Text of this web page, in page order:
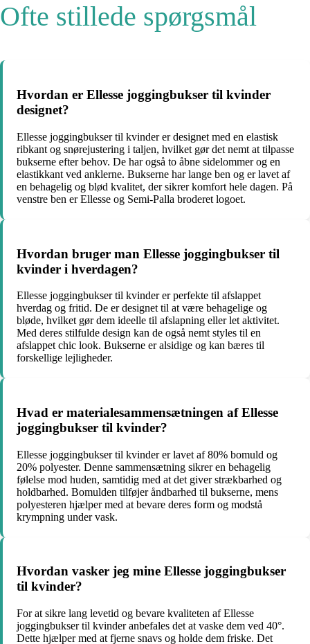
Ofte stillede spørgsmål
Hvordan er Ellesse joggingbukser til kvinder
designet?
Ellesse joggingbukser til kvinder er designet med en elastisk
ribkant og snørejustering i taljen, hvilket gør det nemt at tilpasse
bukserne efter behov. De har også to åbne sidelommer og en
elastikkant ved anklerne. Bukserne har lange ben og er lavet af
en behagelig og blød kvalitet, der sikrer komfort hele dagen. På
venstre ben er Ellesse og Semi-Palla broderet logoet.
Hvordan bruger man Ellesse joggingbukser til
kvinder i hverdagen?
Ellesse joggingbukser til kvinder er perfekte til afslappet
hverdag og fritid. De er designet til at være behagelige og
bløde, hvilket gør dem ideelle til afslapning eller let aktivitet.
Med deres stilfulde design kan de også nemt styles til en
afslappet chic look. Bukserne er alsidige og kan bæres til
forskellige lejligheder.
Hvad er materialesammensætningen af Ellesse
joggingbukser til kvinder?
Ellesse joggingbukser til kvinder er lavet af 80% bomuld og
20% polyester. Denne sammensætning sikrer en behagelig
følelse mod huden, samtidig med at det giver strækbarhed og
holdbarhed. Bomulden tilføjer åndbarhed til bukserne, mens
polyesteren hjælper med at bevare deres form og modstå
krympning under vask.
Hvordan vasker jeg mine Ellesse joggingbukser
til kvinder?
For at sikre lang levetid og bevare kvaliteten af Ellesse
joggingbukser til kvinder anbefales det at vaske dem ved 40°.
Dette hjælper med at fjerne snavs og holde dem friske. Det